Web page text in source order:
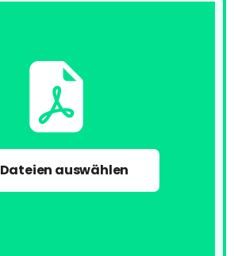
Dateien auswählen